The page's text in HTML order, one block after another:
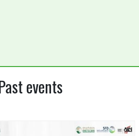
events